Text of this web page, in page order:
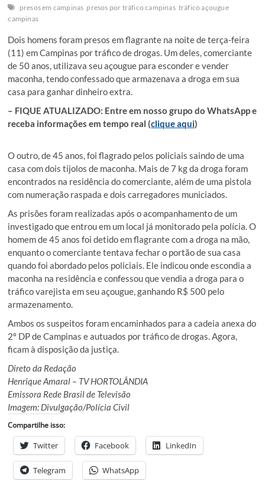
presos em campinas presos por tráfico campinas tráfico açougue
campinas
Dois homens foram presos em flagrante na noite de terça-feira
(11) em Campinas por tráfico de drogas. Um deles, comerciante
de 50 anos, utilizava seu açougue para esconder e vender
maconha, tendo confessado que armazenava a droga em sua
casa para ganhar dinheiro extra.
– FIQUE ATUALIZADO: Entre em nosso grupo do WhatsApp e
receba informações em tempo real (clique aqui)
O outro, de 45 anos, foi flagrado pelos policiais saindo de uma
casa com dois tijolos de maconha. Mais de 7 kg da droga foram
encontrados na residência do comerciante, além de uma pistola
com numeração raspada e dois carregadores municiados.
As prisões foram realizadas após o acompanhamento de um
investigado que entrou em um local já monitorado pela polícia. O
homem de 45 anos foi detido em flagrante com a droga na mão,
enquanto o comerciante tentava fechar o portão de sua casa
quando foi abordado pelos policiais. Ele indicou onde escondia a
maconha na residência e confessou que vendia a droga para o
tráfico varejista em seu açougue, ganhando R$ 500 pelo
armazenamento.
Ambos os suspeitos foram encaminhados para a cadeia anexa do
2º DP de Campinas e autuados por tráfico de drogas. Agora,
ficam à disposição da justiça.
Direto da Redação
Henrique Amaral – TV HORTOLÂNDIA
Emissora Rede Brasil de Televisão
Imagem: Divulgação/Polícia Civil
Compartilhe isso:
Twitter Facebook LinkedIn
Telegram WhatsApp